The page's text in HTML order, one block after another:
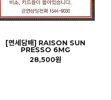
[면세담배] RAISON SUN
PRESSO 6MG
28,500원